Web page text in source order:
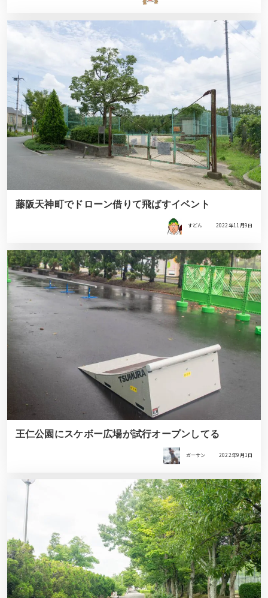
藤阪天神町でドローン借りて飛ばすイベント
すどん 2022年11月9日
王仁公園にスケボー広場が試行オープンしてる
ガーサン 2022年9月1日